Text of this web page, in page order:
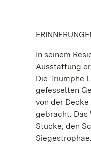
In seinem
Ausstattung
Die Triumphe
gefesselten
von der Decke
gebracht. Das
Stücke, den